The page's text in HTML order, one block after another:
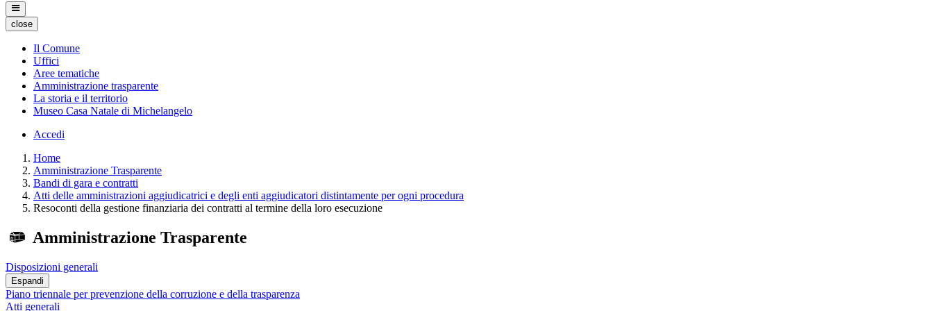
close
Il Comune
Uffici
Aree tematiche
Amministrazione trasparente
La storia e il territorio
Museo Casa Natale di Michelangelo
Accedi
Home
Amministrazione Trasparente
Bandi di gara e contratti
Atti delle amministrazioni aggiudicatrici e degli enti aggiudicatori distintamente per ogni procedura
Resoconti della gestione finanziaria dei contratti al termine della loro esecuzione
Amministrazione Trasparente
Disposizioni generali
Espandi
Piano triennale per prevenzione della corruzione e della trasparenza
Atti generali